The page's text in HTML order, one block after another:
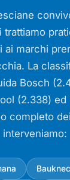
trattiamo
ai marchi
La
Bosch
(2.338) ed
completo
interveniamo: